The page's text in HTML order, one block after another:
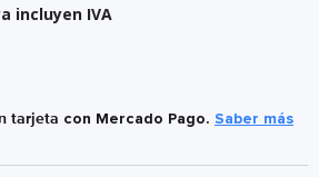
incluyen IVA
tarjeta con Mercado Pago. Saber más